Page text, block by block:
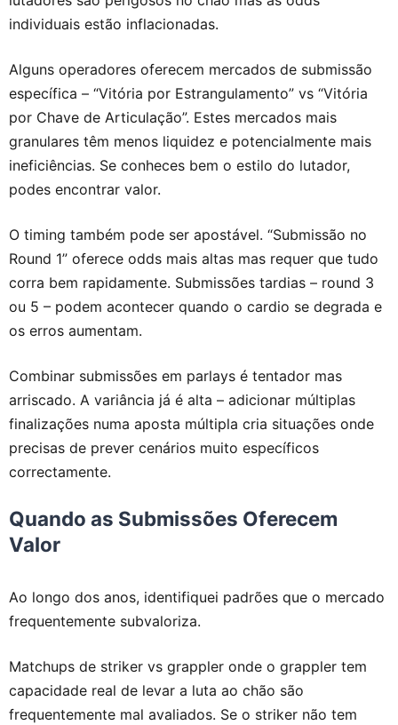
individuais estão inflacionadas.
Alguns operadores oferecem mercados de submissão
específica – “Vitória por Estrangulamento” vs “Vitória
por Chave de Articulação”. Estes mercados mais
granulares têm menos liquidez e potencialmente mais
ineficiências. Se conheces bem o estilo do lutador,
podes encontrar valor.
O timing também pode ser apostável. “Submissão no
Round 1” oferece odds mais altas mas requer que tudo
corra bem rapidamente. Submissões tardias – round 3
ou 5 – podem acontecer quando o cardio se degrada e
os erros aumentam.
Combinar submissões em parlays é tentador mas
arriscado. A variância já é alta – adicionar múltiplas
finalizações numa aposta múltipla cria situações onde
precisas de prever cenários muito específicos
correctamente.
Quando as Submissões Oferecem
Valor
Ao longo dos anos, identifiquei padrões que o mercado
frequentemente subvaloriza.
Matchups de striker vs grappler onde o grappler tem
capacidade real de levar a luta ao chão são
frequentemente mal avaliados. Se o striker não tem